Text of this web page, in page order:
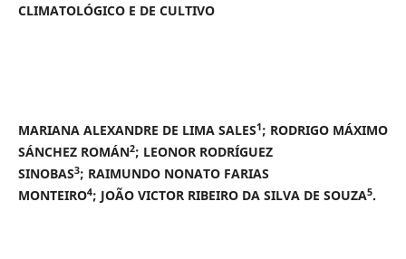
CLIMATOLÓGICO E DE CULTIVO
MARIANA ALEXANDRE DE LIMA SALES1; RODRIGO MÁXIMO
SÁNCHEZ ROMÁN2; LEONOR RODRÍGUEZ
SINOBAS3; RAIMUNDO NONATO FARIAS
MONTEIRO4; JOÃO VICTOR RIBEIRO DA SILVA DE SOUZA5.